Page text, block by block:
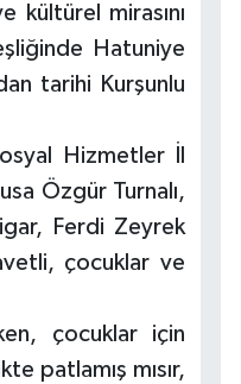
kültürel mirasını
Hatuniye
tarihi Kurşunlu
Hizmetler İl
Özgür Turnalı,
Ferdi Zeyrek
çocuklar ve
çocuklar için
patlamış mısır,